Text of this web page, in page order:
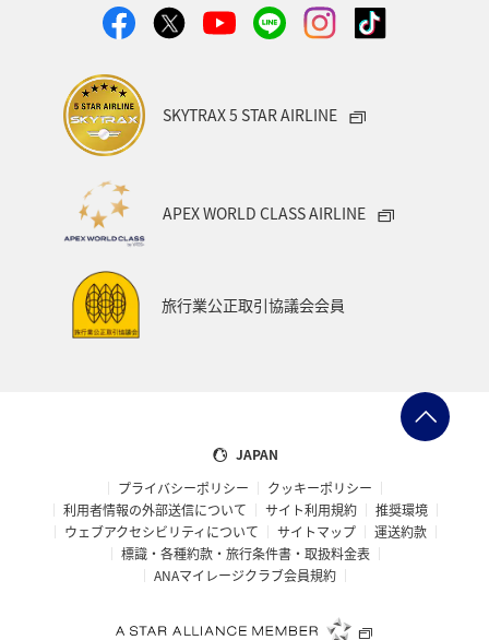
自然・植物 趣味 オセアニア
クリスマス
SKYTRAX 5 STAR AIRLINE
APEX WORLD CLASS AIRLINE
旅行業公正取引協議会会員
JAPAN
プライバシーポリシー
クッキーポリシー
利用者情報の外部送信について
サイト利用規約
推奨環境
ウェブアクセシビリティについて
サイトマップ
運送約款
標識・各種約款・旅行条件書・取扱料金表
ANAマイレージクラブ会員規約